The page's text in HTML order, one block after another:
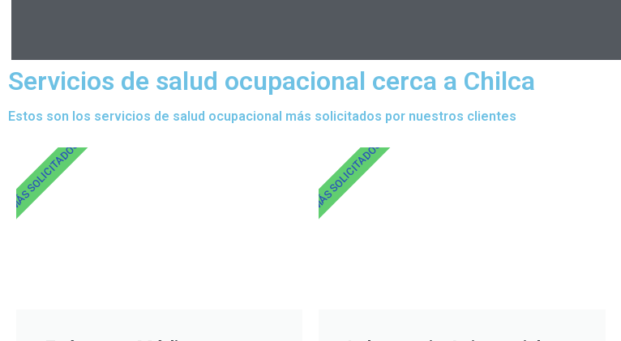
Servicios de salud ocupacional cerca a Chilca
Estos son los servicios de salud ocupacional más solicitados por nuestros clientes
MÁS SOLICITADOS MÁS SOLICITADOS